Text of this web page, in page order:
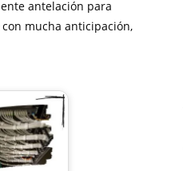
antelación para
mucha anticipación,